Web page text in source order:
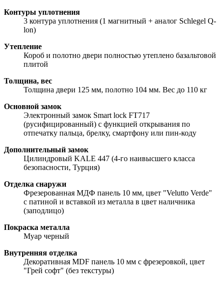
Контуры уплотнения
3 контура уплотнения (1 магнитный + аналог Schlegel Q-
lon)
Утепление
Короб и полотно двери полностью утеплено базальтовой
плитой
Толщина, вес
Толщина двери 125 мм, полотно 104 мм. Вес до 110 кг
Основной замок
Электронный замок Smart lock FT717
(русифицированный) с функцией открывания по
отпечатку пальца, брелку, смартфону или пин-коду
Дополнительный замок
Цилиндровый KALE 447 (4-го наивысшего класса
безопасности, Турция)
Отделка снаружи
Фрезерованная МДФ панель 10 мм, цвет "Velutto Verde"
с патиной и вставкой из металла в цвет наличника
(заподлицо)
Покраска металла
Муар черный
Внутренняя отделка
Декоративная MDF панель 10 мм с фрезеровкой, цвет
"Грей софт" (без текстуры)